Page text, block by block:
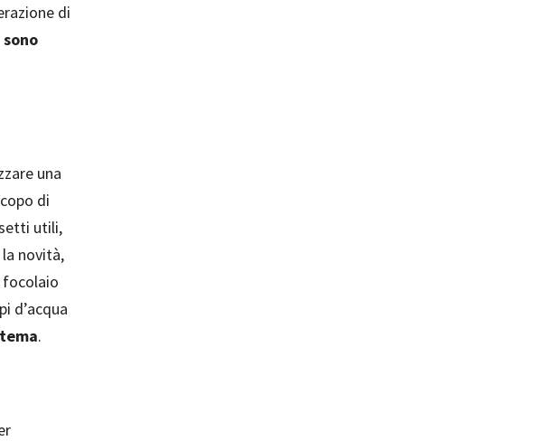
di
una
di
utili,
novità,
d’acqua
.